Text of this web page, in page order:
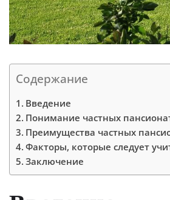
Содержание
Введение
Понимание частных
Преимущества частных
Факторы, которые следует
Заключение